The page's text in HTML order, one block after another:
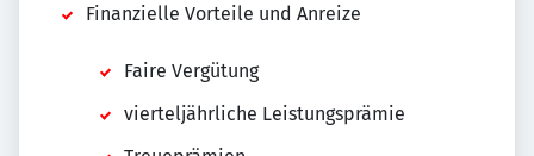
Finanzielle Vorteile und Anreize
Faire Vergütung
vierteljährliche Leistungsprämie